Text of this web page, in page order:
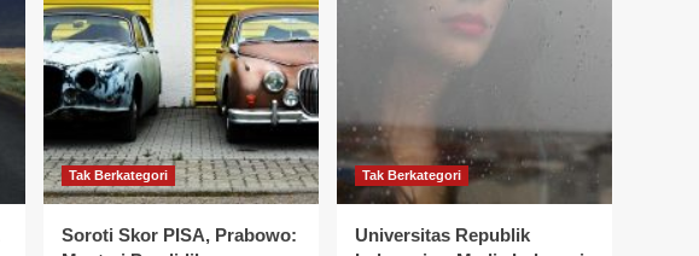
Tak Berkategori
Soroti Skor PISA, Prabowo:
Tak Berkategori
Universitas Republik